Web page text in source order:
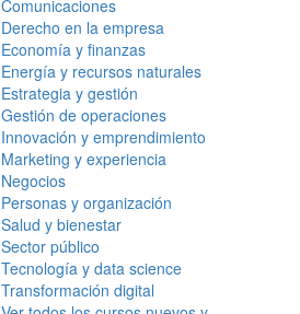
Comunicaciones
Derecho en la empresa
Economía y finanzas
Energía y recursos naturales
Estrategia y gestión
Gestión de operaciones
Innovación y emprendimiento
Marketing y experiencia
Negocios
Personas y organización
Salud y bienestar
Sector público
Tecnología y data science
Transformación digital